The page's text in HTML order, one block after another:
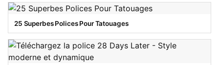
25 Superbes Polices Pour Tatouages